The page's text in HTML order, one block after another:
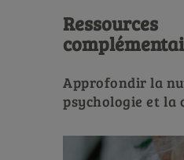
Ressources
Approfondir la
psychologie et la